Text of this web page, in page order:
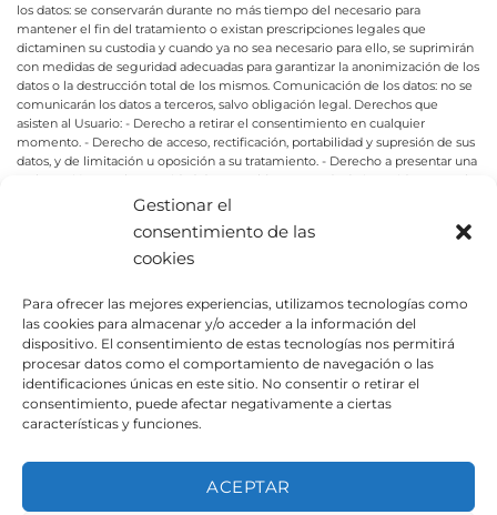
Gestionar el
consentimiento de las
cookies
Para ofrecer las mejores experiencias, utilizamos tecnologías como
las cookies para almacenar y/o acceder a la información del
dispositivo. El consentimiento de estas tecnologías nos permitirá
procesar datos como el comportamiento de navegación o las
identificaciones únicas en este sitio. No consentir o retirar el
consentimiento, puede afectar negativamente a ciertas
características y funciones.
ACEPTAR
los datos: se conservarán durante no más tiempo del necesario para
mantener el fin del tratamiento o existan prescripciones legales que
dictaminen su custodia y cuando ya no sea necesario para ello, se suprimirán
con medidas de seguridad adecuadas para garantizar la anonimización de los
datos o la destrucción total de los mismos. Comunicación de los datos: no se
comunicarán los datos a terceros, salvo obligación legal. Derechos que
asisten al Usuario: - Derecho a retirar el consentimiento en cualquier
momento. - Derecho de acceso, rectificación, portabilidad y supresión de sus
datos, y de limitación u oposición a su tratamiento. - Derecho a presentar una
reclamación ante la Autoridad de control (www.aepd.es) si considera que el
tratamiento no se ajusta a la normativa vigente.
46290 ALCÁSSER (València). E-mail: hola@urbeadapta.com
Para continuar debe aceptar que ha leído y está conforme con la cláusula
Aceptar
Introduce este código: